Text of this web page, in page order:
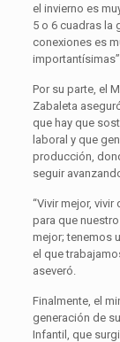
el invierno es
5 o 6 cuadras la
conexiones es
importantísimas”.
Por su parte, el
Zabaleta
que hay que
laboral y que
producción,
seguir
“Vivir mejor,
para que
mejor; tenemos
el que
aseveró.
Finalmente, el
generación de
Infantil, que